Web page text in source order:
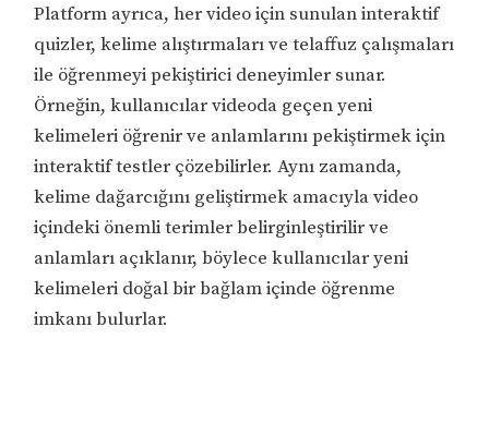
Platform ayrıca, her video için sunulan interaktif
quizler, kelime alıştırmaları ve telaffuz çalışmaları
ile öğrenmeyi pekiştirici deneyimler sunar.
Örneğin, kullanıcılar videoda geçen yeni
kelimeleri öğrenir ve anlamlarını pekiştirmek için
interaktif testler çözebilirler. Aynı zamanda,
kelime dağarcığını geliştirmek amacıyla video
içindeki önemli terimler belirginleştirilir ve
anlamları açıklanır, böylece kullanıcılar yeni
kelimeleri doğal bir bağlam içinde öğrenme
imkanı bulurlar.